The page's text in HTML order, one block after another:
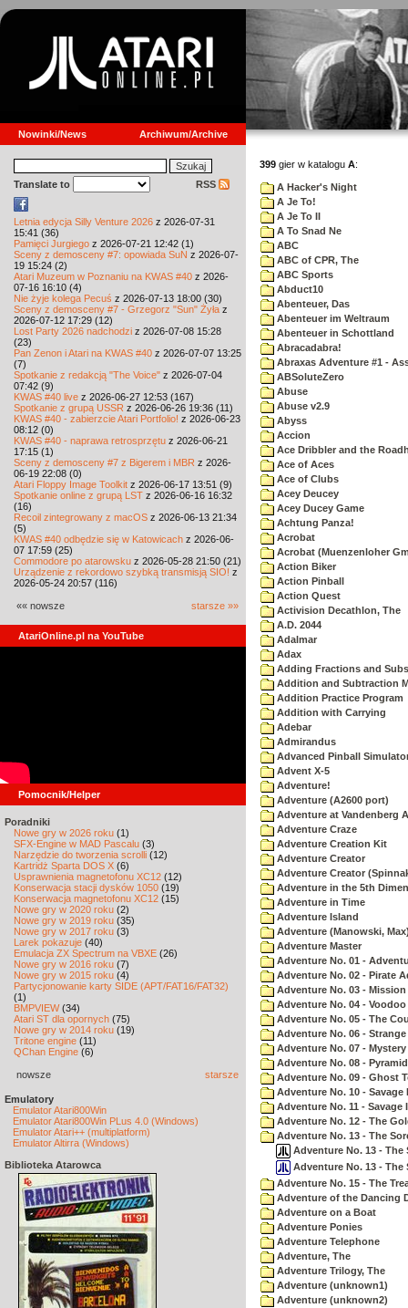
Nowinki/News Archiwum/Archive
Translate to RSS
Letnia edycja Silly Venture 2026 z 2026-07-31
15:41 (36)
Pamięci Jurgiego z 2026-07-21 12:42 (1)
Sceny z demosceny #7: opowiada SuN z 2026-07-
19 15:24 (2)
Atari Muzeum w Poznaniu na KWAS #40 z 2026-
07-16 16:10 (4)
Nie żyje kolega Pecuś z 2026-07-13 18:00 (30)
Sceny z demosceny #7 - Grzegorz "Sun" Żyła z
2026-07-12 17:29 (12)
Lost Party 2026 nadchodzi z 2026-07-08 15:28
(23)
Pan Zenon i Atari na KWAS #40 z 2026-07-07 13:25
(7)
Spotkanie z redakcją "The Voice" z 2026-07-04
07:42 (9)
KWAS #40 live z 2026-06-27 12:53 (167)
Spotkanie z grupą USSR z 2026-06-26 19:36 (11)
KWAS #40 - zabierzcie Atari Portfolio! z 2026-06-23
08:12 (0)
KWAS #40 - naprawa retrosprzętu z 2026-06-21
17:15 (1)
Sceny z demosceny #7 z Bigerem i MBR z 2026-
06-19 22:08 (0)
Atari Floppy Image Toolkit z 2026-06-17 13:51 (9)
Spotkanie online z grupą LST z 2026-06-16 16:32
(16)
Recoil zintegrowany z macOS z 2026-06-13 21:34
(5)
KWAS #40 odbędzie się w Katowicach z 2026-06-
07 17:59 (25)
Commodore po atarowsku z 2026-05-28 21:50 (21)
Urządzenie z rekordowo szybką transmisją SIO! z
2026-05-24 20:57 (116)
«« nowsze starsze »»
AtariOnline.pl na YouTube
Pomocnik/Helper
Poradniki
Nowe gry w 2026 roku (1)
SFX-Engine w MAD Pascalu (3)
Narzędzie do tworzenia scrolli (12)
Kartridż Sparta DOS X (6)
Usprawnienia magnetofonu XC12 (12)
Konserwacja stacji dysków 1050 (19)
Konserwacja magnetofonu XC12 (15)
Nowe gry w 2020 roku (2)
Nowe gry w 2019 roku (35)
Nowe gry w 2017 roku (3)
Larek pokazuje (40)
Emulacja ZX Spectrum na VBXE (26)
Nowe gry w 2016 roku (7)
Nowe gry w 2015 roku (4)
Partycjonowanie karty SIDE (APT/FAT16/FAT32)
(1)
BMPVIEW(34)
Atari ST dla opornych (75)
Nowe gry w 2014 roku (19)
Tritone engine (11)
QChan Engine (6)
nowsze starsze
Emulatory
Emulator Atari800Win
Emulator Atari800Win PLus 4.0 (Windows)
Emulator Atari++ (multiplatform)
Emulator Altirra (Windows)
Biblioteka Atarowca
399 gier w katalogu A:
A Hacker's Night
A Je To!
A Je To II
A To Snad Ne
ABC
ABC of CPR, The
ABC Sports
Abduct10
Abenteuer, Das
Abenteuer im Weltraum
Abenteuer in Schottland
Abracadabra!
Abraxas Adventure #1 -
ABSoluteZero
Abuse
Abuse v2.9
Abyss
Accion
Ace Dribbler and the
Ace of Aces
Ace of Clubs
Acey Deucey
Acey Ducey Game
Achtung Panza!
Acrobat
Acrobat (Muenzenloher
Action Biker
Action Pinball
Action Quest
Activision Decathlon, The
A.D. 2044
Adalmar
Adax
Adding Fractions and
Addition and Subtraction
Addition Practice Program
Addition with Carrying
Adebar
Admirandus
Advanced Pinball
Advent X-5
Adventure!
Adventure (A2600 port)
Adventure at Vandenberg
Adventure Craze
Adventure Creation Kit
Adventure Creator
Adventure Creator
Adventure in the 5th
Adventure in Time
Adventure Island
Adventure (Manowski,
Adventure Master
Adventure No. 01 -
Adventure No. 02 - Pirate
Adventure No. 03 -
Adventure No. 04 - Voodoo
Adventure No. 05 - The
Adventure No. 06 -
Adventure No. 07 -
Adventure No. 08 -
Adventure No. 09 - Ghost
Adventure No. 10 - Savage
Adventure No. 11 - Savage
Adventure No. 12 - The
Adventure No. 13 - The
Adventure No. 13 -
Adventure No. 13 - The
Adventure No. 15 - The
Adventure of the Dancing
Adventure on a Boat
Adventure Ponies
Adventure Telephone
Adventure, The
Adventure Trilogy, The
Adventure (unknown1)
Adventure (unknown2)